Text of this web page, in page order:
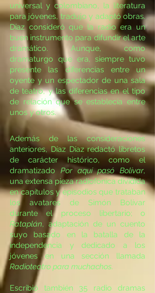
universal y colombiano, la literatura
para jóvenes, tradujo y adaptó obras.
Díaz consideró que la radio era un
buen instrumento para difundir el arte
dramático. Aunque, como
dramaturgo que era, siempre tuvo
presente las diferencias entre un
oyente y un espectador de una sala
de teatro, y las diferencias en el tipo
de relación que se establecía entre
unos y otros.
Además de las consideraciones
anteriores, Díaz Díaz redactó libretos
de carácter histórico, como el
dramatizado Por aquí pasó Bolívar,
una extensa pieza radiofónica dividida
en capítulos y episodios que trataban
los avatares de Simón Bolívar
durante el proceso libertario; o
Rataplán, adaptación de un cuento
suyo basado en la batalla de la
independencia y dedicado a los
jóvenes en una sección llamada
Radioteatro para muchachos.
Escribió también 35 radio dramas